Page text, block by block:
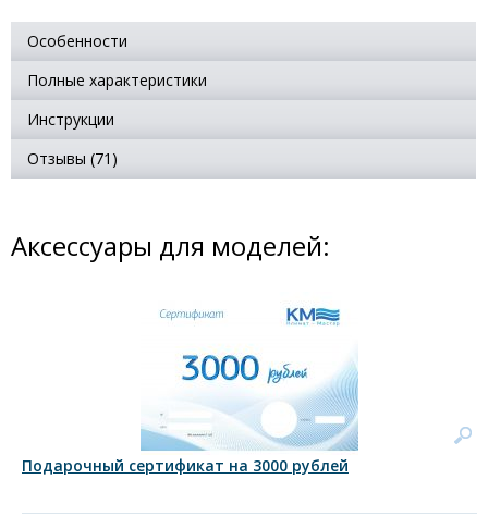
Особенности
Полные характеристики
Инструкции
Отзывы (71)
Аксессуары для моделей:
Подарочный сертификат на 3000 рублей